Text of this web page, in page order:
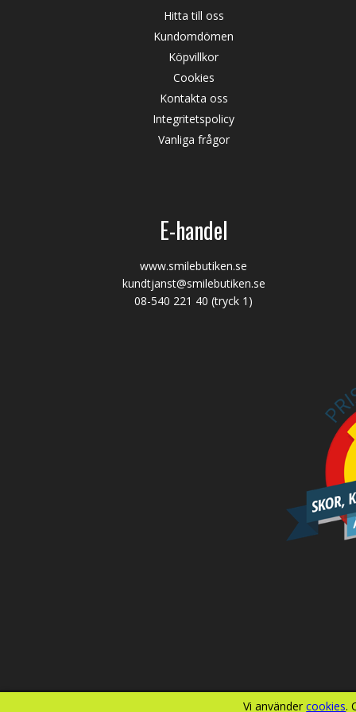
Vi användercookies.
Hitta till oss
Kundomdömen
Köpvillkor
Cookies
Kontakta oss
Integritetspolicy
Vanliga frågor
E-handel
www.smilebutiken.se
kundtjanst@smilebutiken.se
08-540 221 40 (tryck 1)